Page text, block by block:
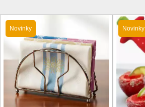
Novinky Novinky